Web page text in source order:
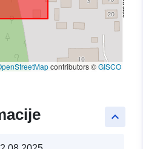
contributors ©GISCO
keyboard_arrow_up